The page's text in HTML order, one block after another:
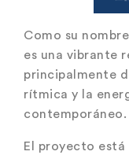
Como su
es una vibrante
principalmente
rítmica y la
contemporáneo.
El proyecto